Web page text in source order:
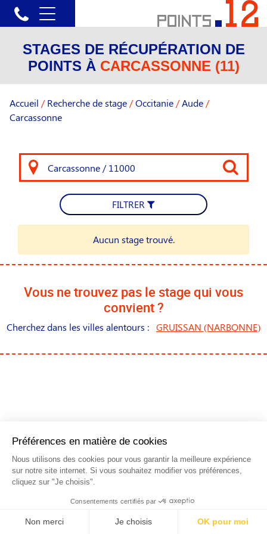
STAGES DE RÉCUPÉRATION DE
POINTS À CARCASSONNE (11)
Accueil / Recherche de stage /Occitanie /Aude /
Carcassonne
FILTRER
Aucun stage trouvé.
Vous ne trouvez pas le stage qui vous
convient ?
Cherchez dans les villes alentours : GRUISSAN (NARBONNE)